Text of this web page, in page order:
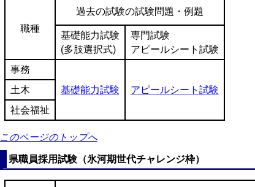
職種
過去の試験の試験問題・例題
基礎能力試験
(多肢選択式)
専門試験
アピールシート試験
事務
基礎能力試験
アピールシート試験
土木
社会福祉
このページのトップへ
県職員採用試験（氷河期世代チャレンジ枠）